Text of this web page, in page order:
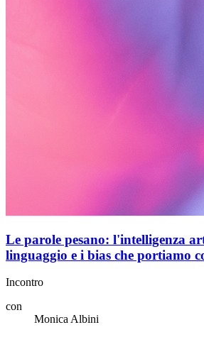
Le parole pesano: l'intelligenza
linguaggio e i bias che portiamo
Incontro
con
Monica Albini